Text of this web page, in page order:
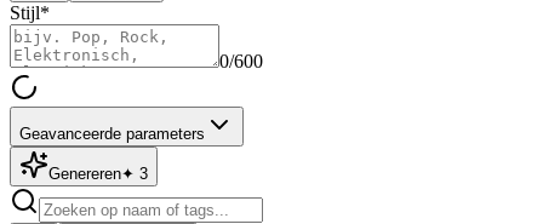
Stijl*
0/600
Geavanceerde parameters
Genereren✦ 3